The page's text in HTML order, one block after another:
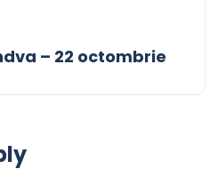
– 22 octombrie